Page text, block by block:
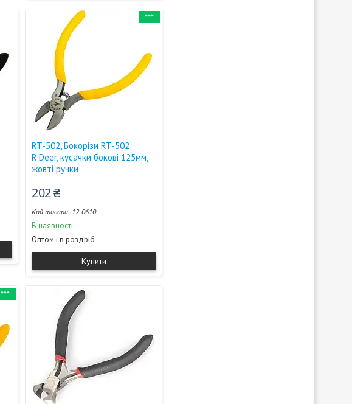
***
RT-502, Бокорізи RT-502
R'Deer, кусачки бокові 125мм,
жовті ручки
202 ₴
12-0610
В наявності
Оптом і в роздріб
Купити
***